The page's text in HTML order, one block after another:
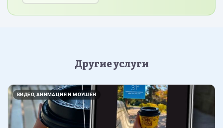
Другие услуги
ВИДЕО, АНИМАЦИЯ И МОУШЕН